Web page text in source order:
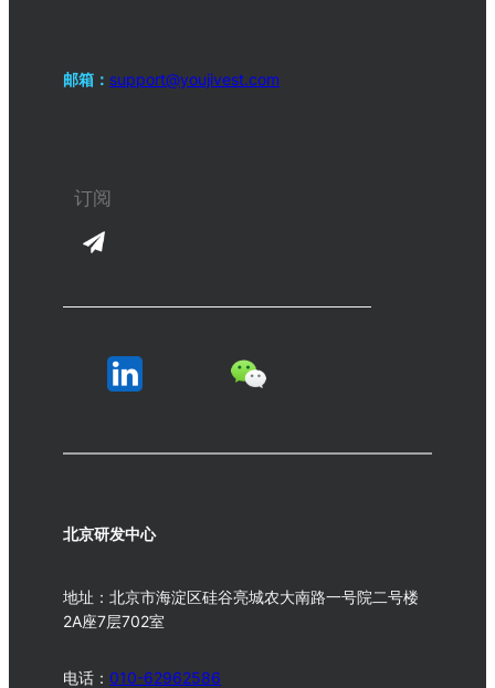
邮箱： support@youjivest.com
北京研发中心
地址：北京市海淀区硅谷亮城农大南路一号院二号楼
2A座7层702室
电话：010-62962586